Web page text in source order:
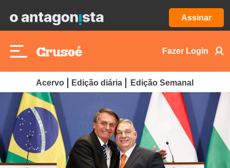
Assinar
Fazer Login
Acervo Edição diária Edição Semanal